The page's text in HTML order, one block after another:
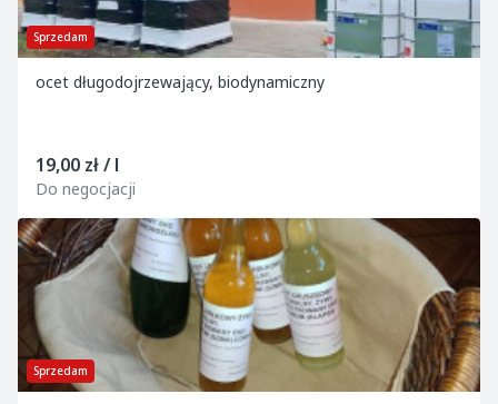
Sprzedam
ocet długodojrzewający, biodynamiczny
19,00 zł / l
Do negocjacji
Sprzedam